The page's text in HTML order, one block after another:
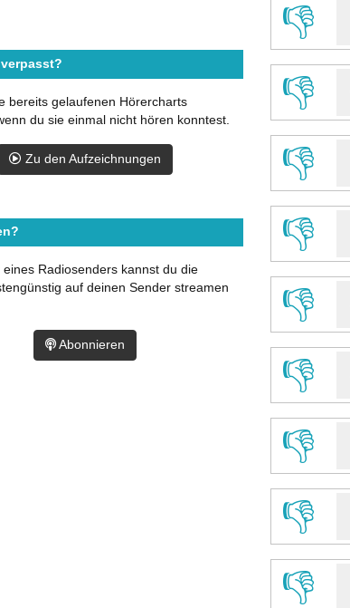
👎
👎
👎
👎
👎
👎
👎
👎
👎
bereits gelaufenen Hörercharts
du sie einmal nicht hören konntest.
Zu den Aufzeichnungen
eines Radiosenders kannst du die
auf deinen Sender streamen
Abonnieren